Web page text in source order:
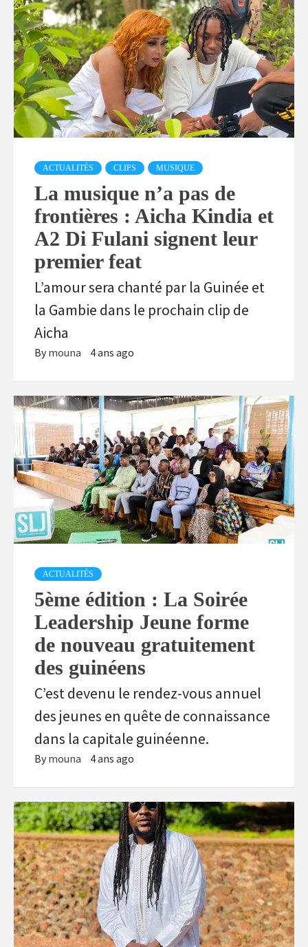
ACTUALITÉS CLIPS MUSIQUE
La musique n’a pas de
frontières : Aicha Kindia et
A2 Di Fulani signent leur
premier feat
L’amour sera chanté par la Guinée et
la Gambie dans le prochain clip de
Aicha
By mouna 4 ans ago
ACTUALITÉS
5ème édition : La Soirée
Leadership Jeune forme
de nouveau gratuitement
des guinéens
C’est devenu le rendez-vous annuel
des jeunes en quête de connaissance
dans la capitale guinéenne.
By mouna 4 ans ago